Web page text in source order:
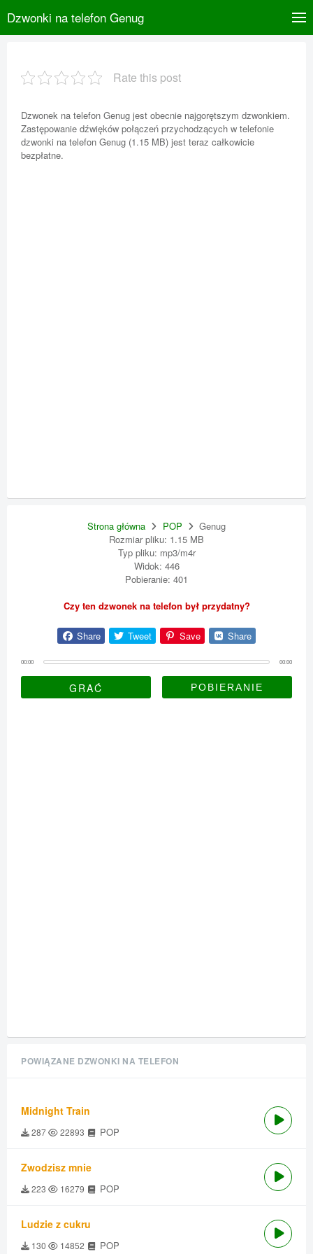
Dzwonki na telefon Genug
Rate this post
Dzwonek na telefon Genug jest obecnie najgorętszym dzwonkiem.
Zastępowanie dźwięków połączeń przychodzących w telefonie
dzwonki na telefon Genug (1.15 MB) jest teraz całkowicie
bezpłatne.
Strona główna POP
Genug
Rozmiar pliku: 1.15 MB
Typ pliku: mp3/m4r
Widok: 446
Pobieranie: 401
Czy ten dzwonek na telefon był przydatny?
Share Tweet Save Share
00:00 00:00
GRAĆ
POWIĄZANE DZWONKI NA TELEFON
Midnight Train
287 22893 POP
Zwodzisz mnie
223 16279 POP
Ludzie z cukru
130 14852 POP